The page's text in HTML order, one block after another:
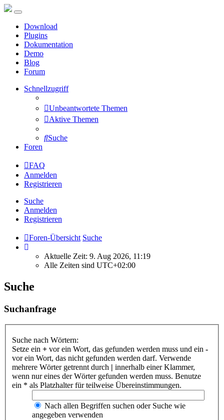
Download
Plugins
Dokumentation
Demo
Blog
Forum
Schnellzugriff
Unbeantwortete Themen
Aktive Themen
Suche
Foren
FAQ
Anmelden
Registrieren
Suche
Anmelden
Registrieren
Foren-Übersicht Suche
Aktuelle Zeit: 9. Aug 2026, 11:19
Alle Zeiten sind UTC+02:00
Suche
Suchanfrage
Suche nach Wörtern:
Setze ein + vor ein Wort, das gefunden werden muss und ein -
vor ein Wort, das nicht gefunden werden darf. Verwende
mehrere Wörter getrennt durch | innerhalb einer Klammer,
wenn nur eines der Wörter gefunden werden muss. Benutze
ein * als Platzhalter für teilweise Übereinstimmungen.
Nach allen Begriffen suchen oder Suche wie
angegeben verwenden